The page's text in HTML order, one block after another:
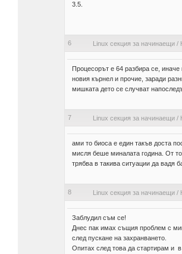
3.5.
6 Linux секция за начинаещи/
Процесорът е 64 разбира се,
новия кърнел и прочие, заради
мишката дето се случват
7 Linux секция за начинаещи/
ами то биоса е един такъв доста
мисля беше миналата година. От
трябва в такива ситуации да вадя
8 Linux секция за начинаещи/
Заблудил съм се!
Днес пак имах същия проблем с
след пускане на захранването.
Опитах след това да стартирам и